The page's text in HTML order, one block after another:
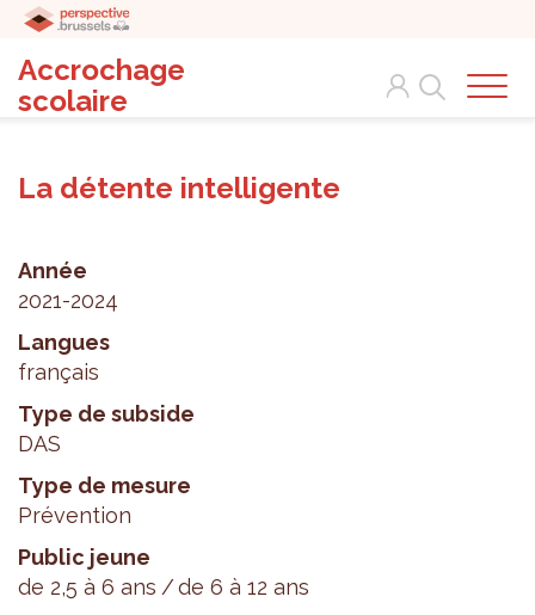
Accrochage
scolaire
Search
La détente intelligente
Année
2021-2024
Langues
français
Type de subside
DAS
Type de mesure
Prévention
Public jeune
de 2,5 à 6 ans
de 6 à 12 ans